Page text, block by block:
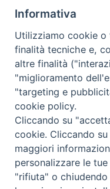
Redazione
Scrivici
Copyright ©
Trentina Editrice
Privacy Policy
Informativa
Utilizziamo cookie
finalità tecniche e,
altre finalità
"miglioramento
"targeting e
cookie policy.
Cliccando su
cookie. Cliccando
maggiori
personalizzare le
"rifiuta" o